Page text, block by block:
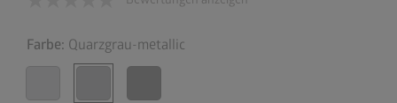
Farbe: Quarzgrau-metallic